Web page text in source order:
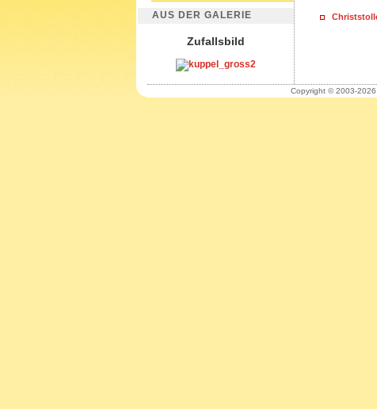
AUS DER GALERIE
Zufallsbild
Copyright © 2003-